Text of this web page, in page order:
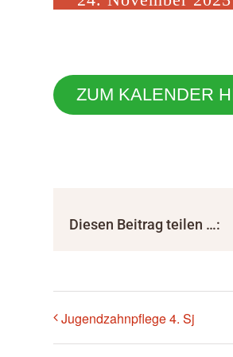
ZUM KALENDER
Diesen Beitrag teilen …:
Jugendzahnpflege 4. Sj